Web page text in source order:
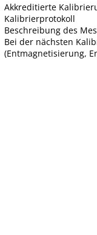
Akkreditierte
Kalibrierprotokoll
Beschreibung des
Bei der nächsten
(Entmagnetisierung,